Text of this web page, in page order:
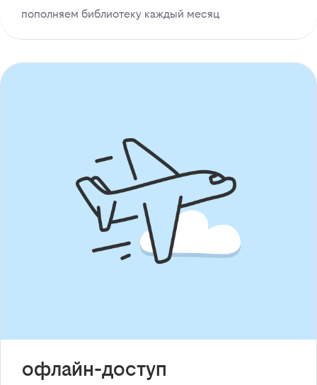
пополняем библиотеку каждый месяц
офлайн-доступ